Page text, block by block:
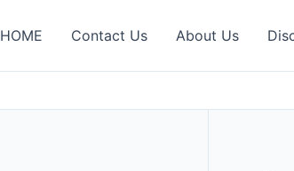
HOME Contact Us About Us